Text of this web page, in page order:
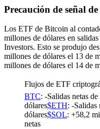
Precaución de señal
Los ETF de Bitcoin al
millones de dólares en
Investors. Esto se produjo
millones de dólares el 13 de
millones de dólares el 14 de
Flujos de ETF
BTC: -Salidas netas
dólares$ETH: -Salidas
dólares$SOL: +58,2
netas